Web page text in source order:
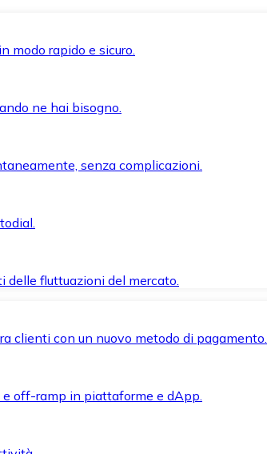
modo rapido e sicuro.
ne hai bisogno.
senza complicazioni.
delle fluttuazioni del mercato.
clienti con un nuovo metodo di pagamento.
off-ramp in piattaforme e dApp.